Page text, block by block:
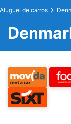
Aluguel de carros